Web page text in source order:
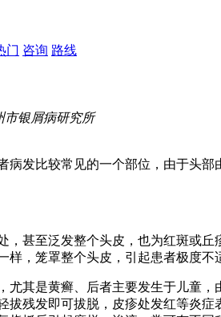
门 咨询 路线
市银屑病研究所
病发比较常见的一个部位，由于头
，甚至泛发整个头皮，也为红斑或
样，笼罩整个头皮，引起患者极度不
尤其是黄癣、后者主要发生于儿童
拔残发即可拔脱，皮疹处发红等炎